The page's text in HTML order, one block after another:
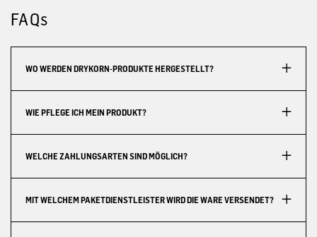
FAQs
WO WERDEN DRYKORN-PRODUKTE HERGESTELLT?
WIE PFLEGE ICH MEIN PRODUKT?
WELCHE ZAHLUNGSARTEN SIND MÖGLICH?
MIT WELCHEM PAKETDIENSTLEISTER WIRD DIE WARE VERSENDET?